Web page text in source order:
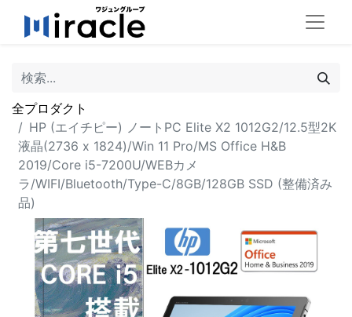
全プロダクト
HP (エイチピー) ノートPC Elite X2 1012G2/12.5型2K
液晶(2736 x 1824)/Win 11 Pro/MS Office H&B
2019/Core i5-7200U/WEBカメ
ラ/WIFI/Bluetooth/Type-C/8GB/128GB SSD (整備済み
品)